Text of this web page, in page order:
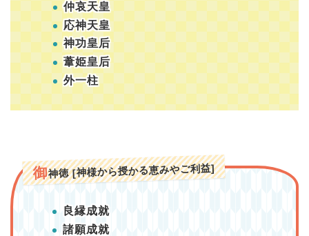
仲哀天皇
応神天皇
神功皇后
葦姫皇后
外一柱
御神徳 [神様から授かる恵みやご利益]
良縁成就
諸願成就